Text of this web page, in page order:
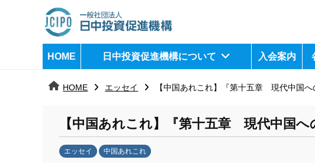
日
中
j
HOME 日中投資促進機構について 入会案内
HOME エッセイ 【中国あれこれ】『第十五章 現代中国
【中国あれこれ】『第十五章 現代中国
エッセイ 中国あれこれ